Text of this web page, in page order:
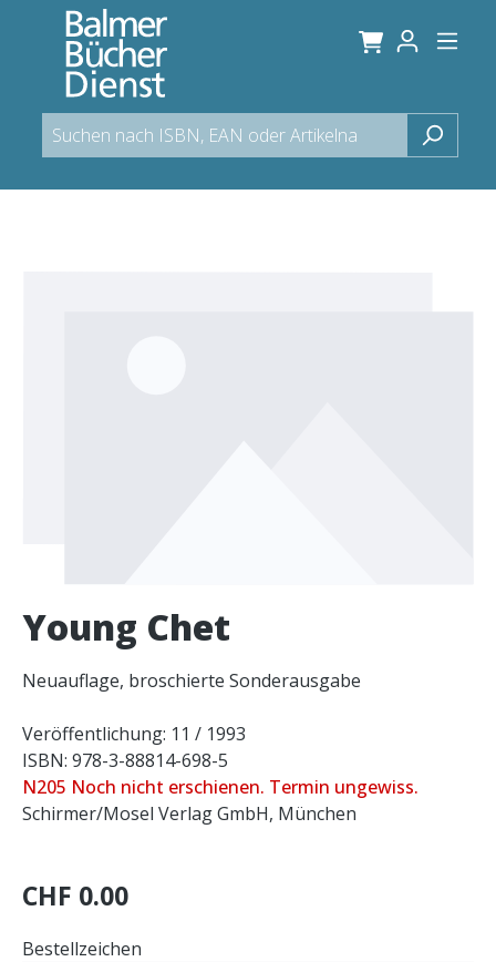
springen
Young Chet
Neuauflage, broschierte Sonderausgabe
Veröffentlichung: 11 / 1993
ISBN: 978-3-88814-698-5
N205 Noch nicht erschienen. Termin ungewiss.
Schirmer/Mosel Verlag GmbH, München
CHF 0.00
Bestellzeichen